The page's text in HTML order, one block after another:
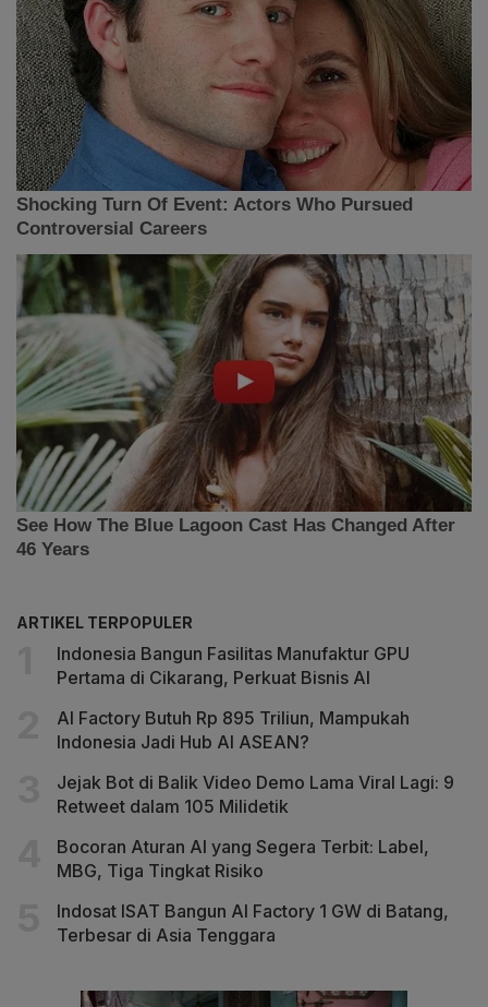
ARTIKEL TERPOPULER
Indonesia Bangun Fasilitas Manufaktur GPU
Pertama di Cikarang, Perkuat Bisnis AI
AI Factory Butuh Rp 895 Triliun, Mampukah
Indonesia Jadi Hub AI ASEAN?
Jejak Bot di Balik Video Demo Lama Viral Lagi: 9
Retweet dalam 105 Milidetik
Bocoran Aturan AI yang Segera Terbit: Label,
MBG, Tiga Tingkat Risiko
Indosat ISAT Bangun AI Factory 1 GW di Batang,
Terbesar di Asia Tenggara